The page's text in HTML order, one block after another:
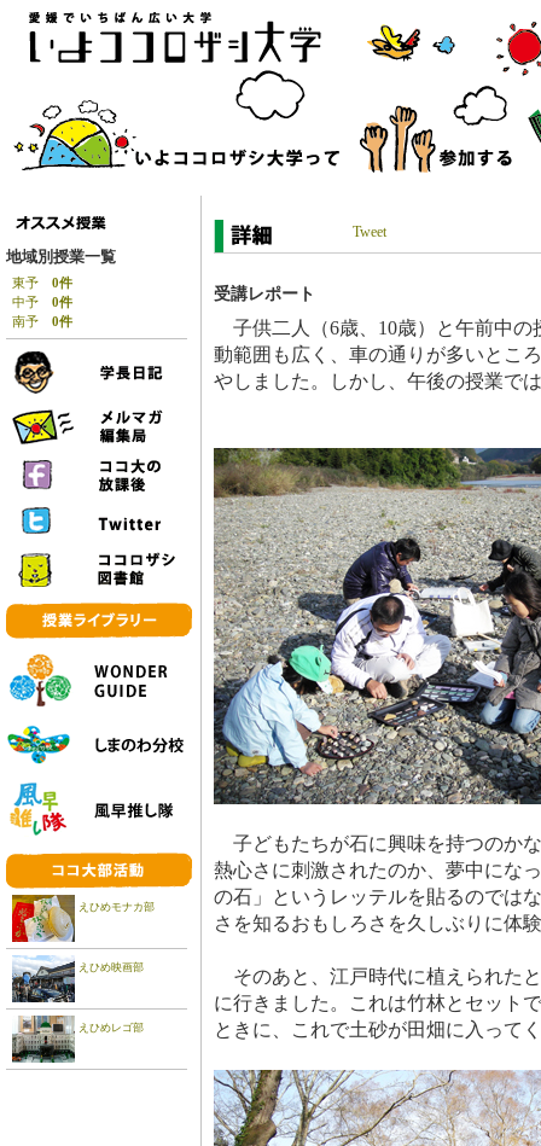
地域別授業一覧
東予 0件
中予 0件
南予 0件
えひめモナカ部
えひめ映画部
えひめレゴ部
Tweet
受講レポート
子供二人（6歳、10歳）と午前中
動範囲も広く、車の通りが多いとこ
やしました。しかし、午後の授業で
子どもたちが石に興味を持つのか
熱心さに刺激されたのか、夢中にな
の石」というレッテルを貼るのでは
さを知るおもしろさを久しぶりに体
そのあと、江戸時代に植えられた
に行きました。これは竹林とセット
ときに、これで土砂が田畑に入って